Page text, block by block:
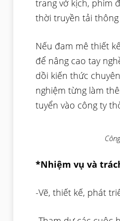
trang vở kịch, phim
thời truyền tải
Nếu đam mê thiết
để nâng cao tay
dồi kiến thức
nghiệm từng làm
tuyển vào công ty
*Nhiệm vụ và
-Vẽ, thiết kế, phát